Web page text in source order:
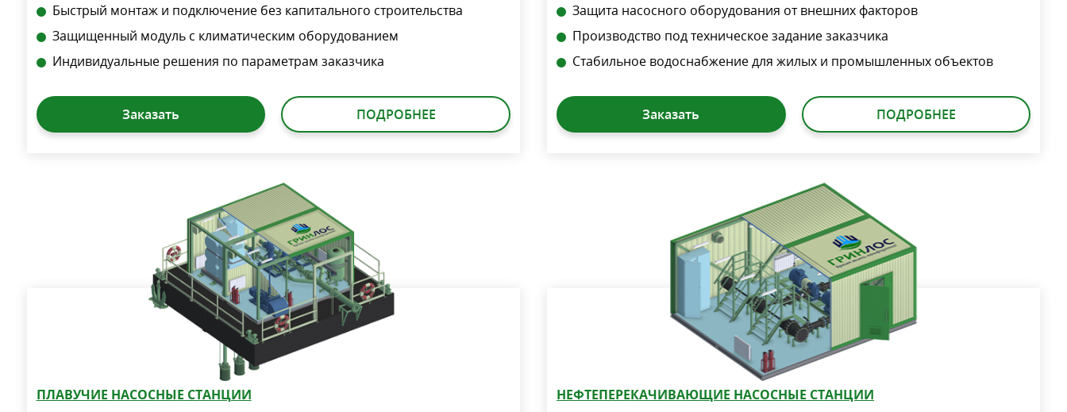
Быстрый монтаж и подключение без капитального строительства
Защищенный модуль с климатическим оборудованием
Индивидуальные решения по параметрам заказчика
Заказать ПОДРОБНЕЕ
Защита насосного оборудования от внешних факторов
Производство под техническое задание заказчика
Стабильное водоснабжение для жилых и промышленных объектов
Заказать ПОДРОБНЕЕ
ПЛАВУЧИЕ НАСОСНЫЕ СТАНЦИИ
НЕФТЕПЕРЕКАЧИВАЮЩИЕ НАСОСНЫЕ СТАНЦИИ